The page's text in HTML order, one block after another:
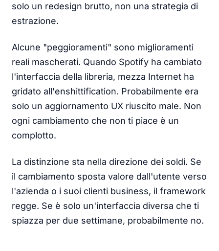
solo un redesign brutto, non una strategia di
estrazione.
Alcune "peggioramenti" sono miglioramenti
reali mascherati. Quando Spotify ha cambiato
l'interfaccia della libreria, mezza Internet ha
gridato all'enshittification. Probabilmente era
solo un aggiornamento UX riuscito male. Non
ogni cambiamento che non ti piace è un
complotto.
La distinzione sta nella direzione dei soldi. Se
il cambiamento sposta valore dall'utente verso
l'azienda o i suoi clienti business, il framework
regge. Se è solo un'interfaccia diversa che ti
spiazza per due settimane, probabilmente no.